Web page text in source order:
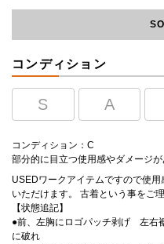
コンディション
S A
コンディション：C
部分的に目立つ使用感やダメージ
USEDワークアイテムですので使
いただけます。 古着という事をご
【状態追記】
●前、左胸にロゴパッチ剥げ 左右
に破れ